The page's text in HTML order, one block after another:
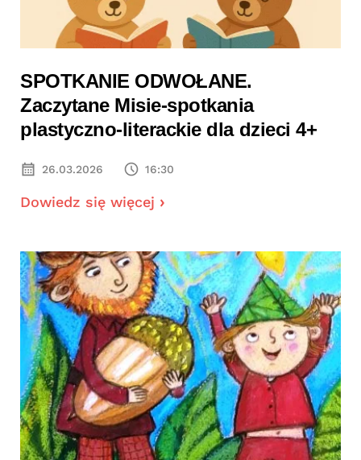
SPOTKANIE ODWOŁANE.
Zaczytane Misie-spotkania
plastyczno-literackie dla dzieci 4+
26.03.2026 16:30
Dowiedz się więcej